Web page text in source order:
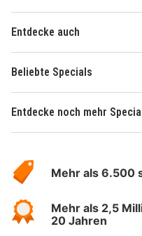
Entdecke auch
Beliebte Specials
Entdecke noch mehr
Hotelspecials
Mehr als 6.500
Mehr als 2,5
20 Jahren